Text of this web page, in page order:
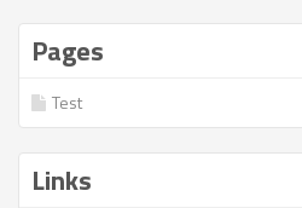
Pages
Test
Links